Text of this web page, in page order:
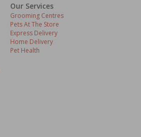
Our Services
Grooming Centres
Pets At The Store
Express Delivery
Home Delivery
Pet Health